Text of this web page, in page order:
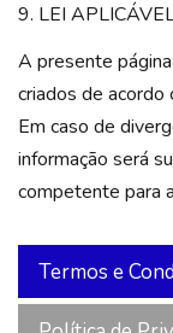
9. LEI
A presente
criados de acordo
Em caso de
informação será
competente para
Termos e